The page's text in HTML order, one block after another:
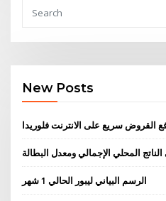
New Posts
القروض سريع على الانترنت فلوريدا
المحلي الإجمالي ومعدل البطالة
الرسم البياني ليبور الحالي 1 شهر